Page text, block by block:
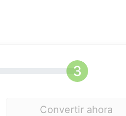
Convertir ahora